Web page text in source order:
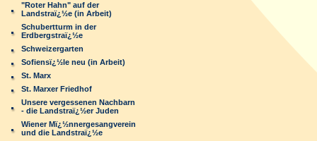
"Roter Hahn" auf der
Landstraï¿½e (in Arbeit)
Schubertturm in der
Erdbergstraï¿½e
Schweizergarten
Sofiensï¿½le neu (in Arbeit)
St. Marx
St. Marxer Friedhof
Unsere vergessenen Nachbarn
- die Landstraï¿½er Juden
Wiener Mï¿½nnergesangverein
und die Landstraï¿½e